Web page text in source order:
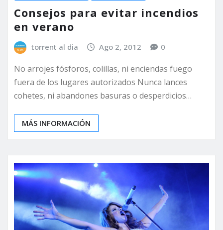
Consejos para evitar incendios
en verano
torrent al dia Ago 2, 2012 0
No arrojes fósforos, colillas, ni enciendas fuego
fuera de los lugares autorizados Nunca lances
cohetes, ni abandones basuras o desperdicios…
MÁS INFORMACIÓN